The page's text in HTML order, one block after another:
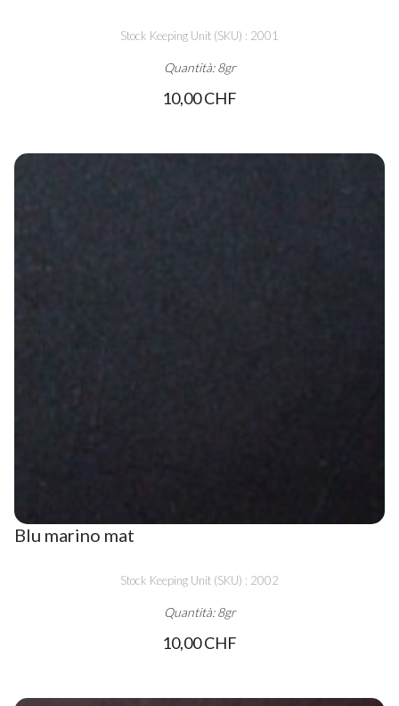
Stock Keeping Unit (SKU) : 2001
Quantità: 8gr
10,00 CHF
Blu marino mat
Stock Keeping Unit (SKU) : 2002
Quantità: 8gr
10,00 CHF